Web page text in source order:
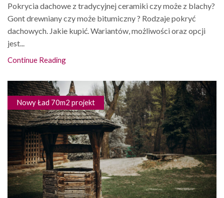
Pokrycia dachowe z tradycyjnej ceramiki czy może z blachy?
Gont drewniany czy może bitumiczny ? Rodzaje pokryć
dachowych. Jakie kupić. Wariantów, możliwości oraz opcji
jest...
Continue Reading
Nowy Ład 70m2 projekt